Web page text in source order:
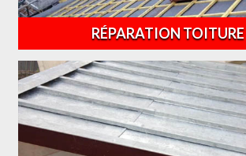
RÉPARATION